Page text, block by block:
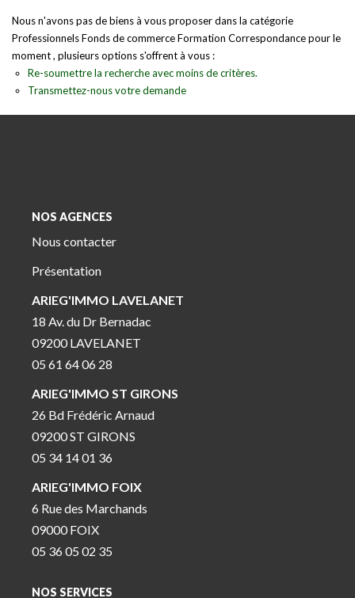
CONTACT
EN
Nous n'avons pas de biens à vous proposer dans la catégorie
Professionnels Fonds de commerce Formation Correspondance pour le
moment , plusieurs options s'offrent à vous :
Re-soumettre la recherche avec moins de critères.
Transmettez-nous votre demande
NOS AGENCES
Nous contacter
Présentation
ARIEG'IMMO LAVELANET
18 Av. du Dr Bernadac
09200 LAVELANET
05 61 64 06 28
ARIEG'IMMO ST GIRONS
26 Bd Frédéric Arnaud
09200 ST GIRONS
05 34 14 01 36
ARIEG'IMMO FOIX
6 Rue des Marchands
09000 FOIX
05 36 05 02 35
NOS SERVICES